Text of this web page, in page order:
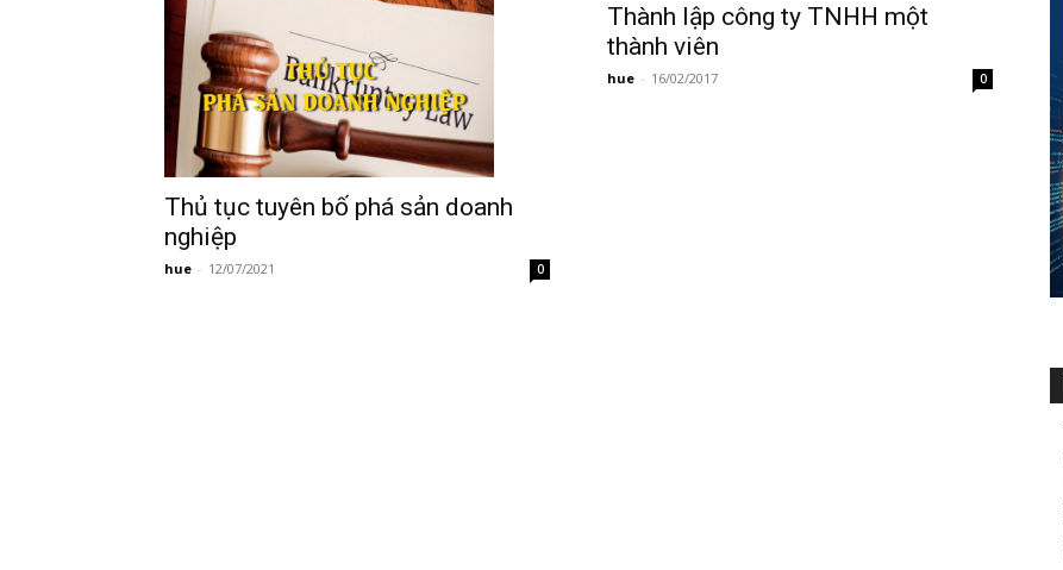
Thủ tục tuyên bố phá sản doanh
nghiệp
hue - 12/07/2021 0
Thành lập công ty TNHH một
thành viên
hue - 16/02/2017 0